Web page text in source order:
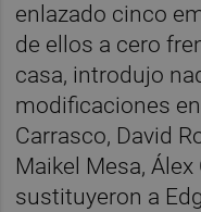
enlazado cinco
de ellos a cero
casa, introdujo
modificaciones
Carrasco, David
Maikel Mesa,
sustituyeron a